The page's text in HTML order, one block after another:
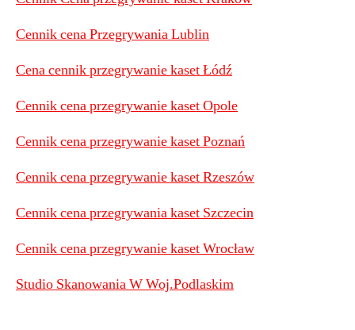
Cennik cena Przegrywania Lublin
Cena cennik przegrywanie kaset Łódź
Cennik cena przegrywanie kaset Opole
Cennik cena przegrywanie kaset Poznań
Cennik cena przegrywanie kaset Rzeszów
Cennik cena przegrywania kaset Szczecin
Cennik cena przegrywanie kaset Wrocław
Studio Skanowania W Woj.Podlaskim